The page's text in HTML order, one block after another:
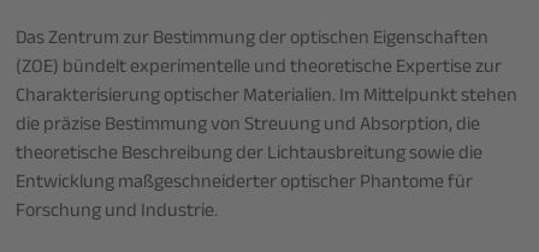
Das Zentrum zur Bestimmung der optischen Eigenschaften
(ZOE) bündelt experimentelle und theoretische Expertise zur
Charakterisierung optischer Materialien. Im Mittelpunkt stehen
die präzise Bestimmung von Streuung und Absorption, die
theoretische Beschreibung der Lichtausbreitung sowie die
Entwicklung maßgeschneiderter optischer Phantome für
Forschung und Industrie.